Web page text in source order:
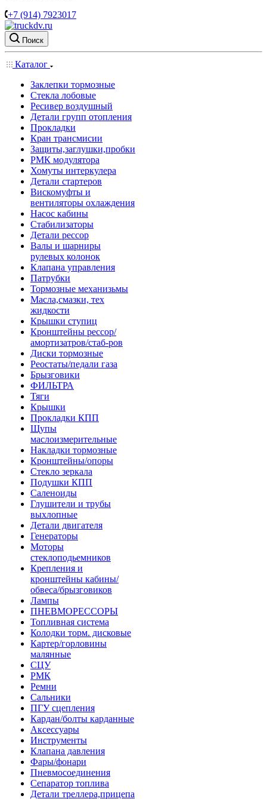
+7 (914) 7923017
Поиск
Каталог
Заклепки тормозные
Стекла лобовые
Ресивер воздушный
Детали групп отопления
Прокладки
Кран трансмисии
Защиты,заглушки,пробки
РМК модулятора
Хомуты интеркулера
Детали стартеров
Вискомуфты и
вентиляторы охлаждения
Насос кабины
Стабилизаторы
Детали рессор
Валы и шарниры
рулевых колонок
Клапана управления
Патрубки
Тормозные механизьмы
Масла,смазки, тех
жидкости
Крышки ступиц
Кронштейны рессор/
амортизатров/стаб-ров
Диски тормозные
Реостаты/педали газа
Брызговики
ФИЛЬТРА
Тяги
Крышки
Прокладки КПП
Щупы
маслоизмерительные
Накладки тормозные
Кронштейны/опоры
Стекло зеркала
Подушки КПП
Саленоиды
Глушители и трубы
выхлопные
Детали двигателя
Генераторы
Моторы
стеклоподьемников
Крепления и
кронштейны кабины/
обвеса/брызговиков
Лампы
ПНЕВМОРЕССОРЫ
Топливная система
Колодки торм. дисковые
Картер/горловины
малянные
СЦУ
РМК
Ремни
Сальники
ПГУ сцепления
Кардан/болты карданные
Аксессуары
Инструменты
Клапана давления
Фары/фонари
Пневмосоединения
Сепаратор топлива
Детали треллера,прицепа